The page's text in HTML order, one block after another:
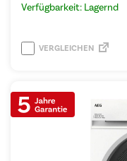
Verfügbarkeit: Lagernd
VERGLEICHEN